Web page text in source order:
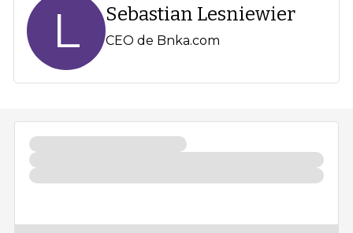
L Sebastian Lesniewier
CEO de Bnka.com